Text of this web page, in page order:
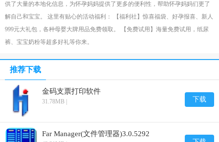
供了大量的本地化信息，为怀孕妈妈提供了更多的便利性，帮助怀孕妈妈们更了
解自己和宝宝。 这里有贴心的活动福利： 【福利社】惊喜福袋、好孕报喜、新人
999元大礼包，各种母婴大牌用品免费领取。 【免费试用】海量免费试用，纸尿
裤、宝宝奶粉等超多好礼等你来。
推荐下载
金码支票打印软件
31.78MB | 下载
Far Manager(文件管理器)3.0.5292